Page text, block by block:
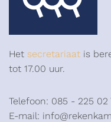
Het secretariaat is
tot 17.00 uur.
Telefoon: 085 - 225 02
E-mail: